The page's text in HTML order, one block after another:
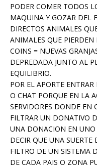
PODER COMER TODOS
MAQUINA Y GOZAR DEL
DIRECTOS ANIMALES
ANIMALES QUE
COINS = NUEVAS
DEPREDADA JUNTO AL
EQUILIBRIO.
POR EL APORTE
O CHAT PORQUE EN LA
SERVIDORES DONDE EN
FILTRAR UN DONATIVO
UNA DONACION EN UNO
DECIR QUE UNA
FILTRO DE UN SISTEMA
DE CADA PAIS O ZONA